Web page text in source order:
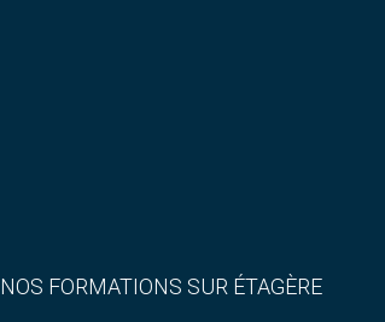
NOS FORMATIONS SUR ÉTAGÈRE